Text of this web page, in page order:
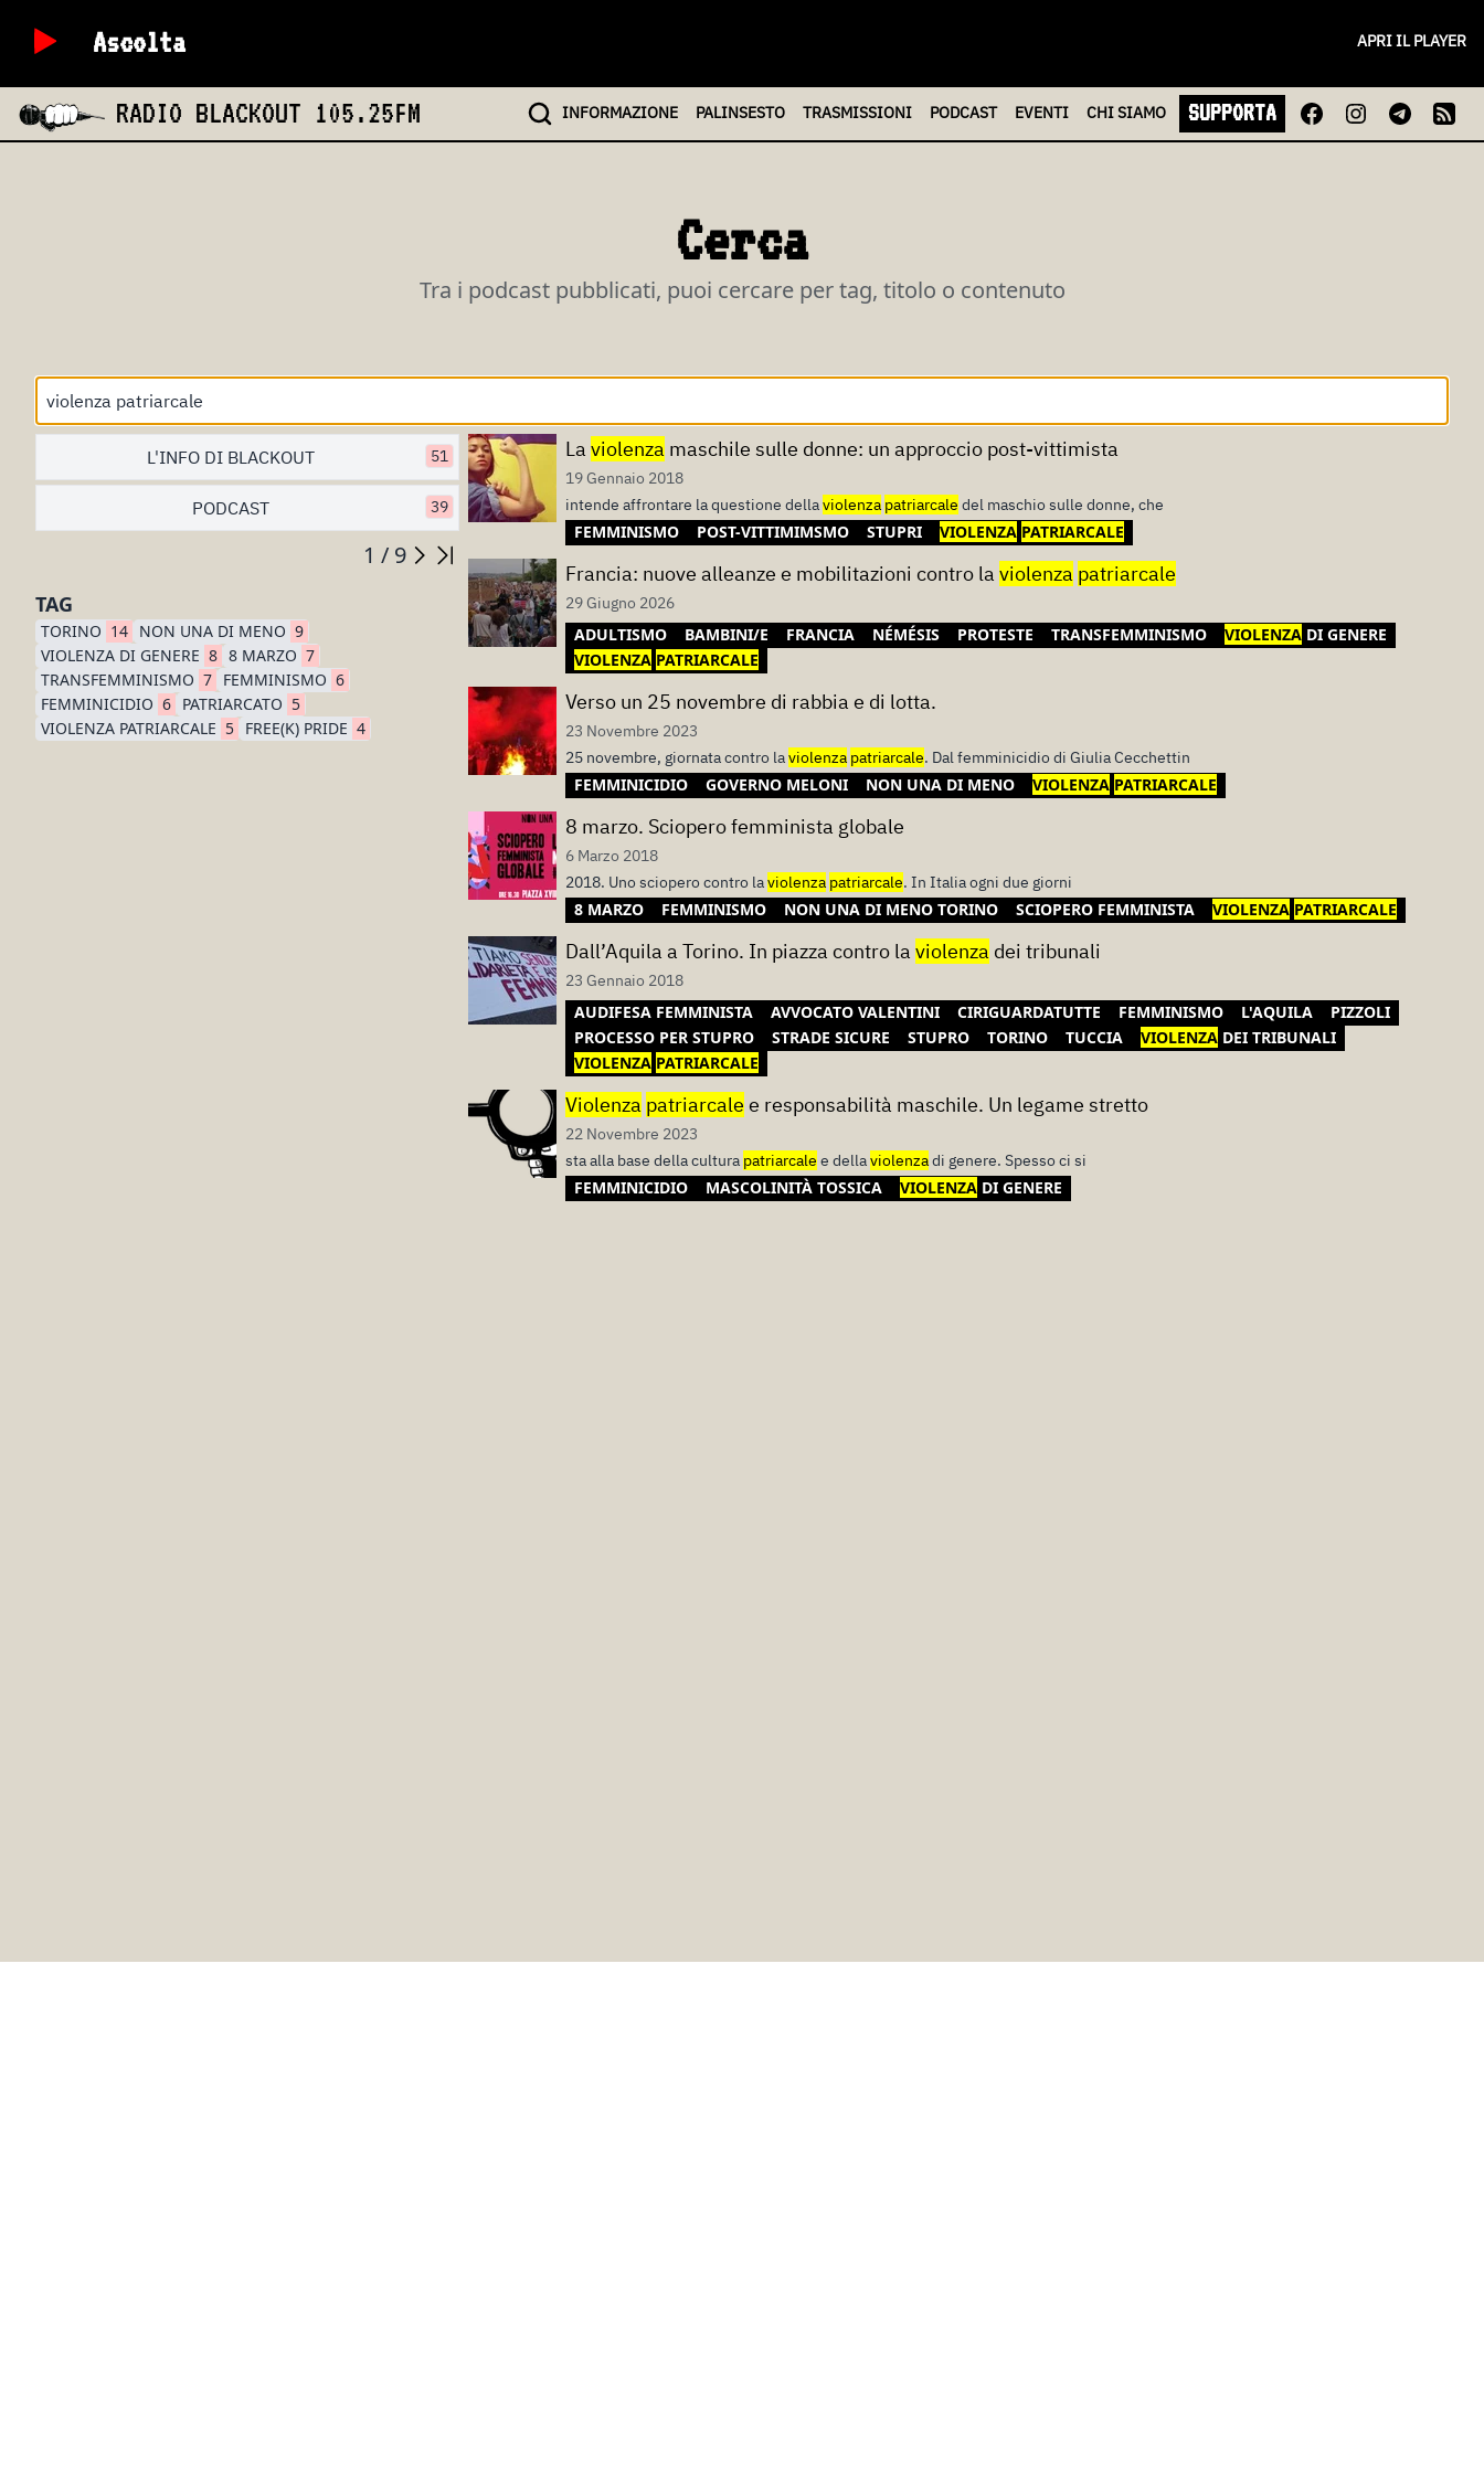
Ascolta APRI IL PLAYER
RADIO BLACKOUT 105.25FM INFORMAZIONE PALINSESTO TRASMISSIONI PODCAST EVENTI CHISIAMO SUPPORTA
Cerca
Tra i podcast pubblicati, puoi cercare per tag, titolo o contenuto
L'INFO DI BLACKOUT 51
PODCAST 39
1 / 9
TAG
TORINO 14 NON UNA DI MENO 9
VIOLENZA DI GENERE 8 8 MARZO 7
TRANSFEMMINISMO 7 FEMMINISMO 6
FEMMINICIDIO 6 PATRIARCATO 5
VIOLENZA PATRIARCALE 5 FREE(K) PRIDE 4
La violenza maschile sulle donne: un approccio post-vittimista
19 Gennaio 2018
intende affrontare la questione dellaviolenza patriarcale del maschio sulle donne, che
FEMMINISMO POST-VITTIMIMSMO STUPRI VIOLENZA PATRIARCALE
Francia: nuove alleanze e mobilitazioni contro la violenza patriarcale
29 Giugno 2026
ADULTISMO BAMBINI/E FRANCIA NÉMÉSIS PROTESTE TRANSFEMMINISMO VIOLENZA DI GENERE
VIOLENZA PATRIARCALE
Verso un 25 novembre di rabbia e di lotta.
23 Novembre 2023
25 novembre, giornata contro laviolenza patriarcale. Dal femminicidio di Giulia Cecchettin
FEMMINICIDIO GOVERNO MELONI NON UNA DI MENO VIOLENZA PATRIARCALE
8 marzo. Sciopero femminista globale
6 Marzo 2018
2018. Uno sciopero contro laviolenza patriarcale. In Italia ogni due giorni
8 MARZO FEMMINISMO NON UNA DI MENO TORINO SCIOPERO FEMMINISTA VIOLENZA PATRIARCALE
Dall’Aquila a Torino. In piazza contro la violenza dei tribunali
23 Gennaio 2018
AUDIFESA FEMMINISTA AVVOCATO VALENTINI CIRIGUARDATUTTE FEMMINISMO L'AQUILA
PIZZOLI
PROCESSO PER STUPRO
STRADE SICURE STUPRO TORINO TUCCIA VIOLENZA DEI TRIBUNALI
VIOLENZA PATRIARCALE
Violenza patriarcale e responsabilità maschile. Un legame stretto
22 Novembre 2023
sta alla base della cultura patriarcale e dellaviolenzadi genere. Spesso ci si
FEMMINICIDIO MASCOLINITÀ TOSSICA VIOLENZA DI GENERE